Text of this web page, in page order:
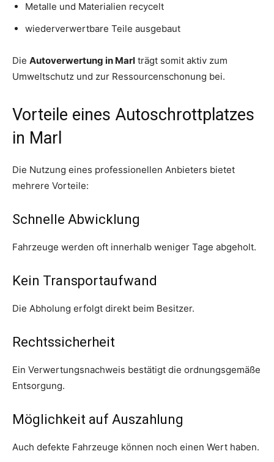
Metalle und Materialien recycelt
wiederverwertbare Teile ausgebaut
Die Autoverwertung in Marl trägt somit aktiv zum
Umweltschutz und zur Ressourcenschonung bei.
Vorteile eines Autoschrottplatzes
in Marl
Die Nutzung eines professionellen Anbieters bietet
mehrere Vorteile:
Schnelle Abwicklung
Fahrzeuge werden oft innerhalb weniger Tage abgeholt.
Kein Transportaufwand
Die Abholung erfolgt direkt beim Besitzer.
Rechtssicherheit
Ein Verwertungsnachweis bestätigt die ordnungsgemäße
Entsorgung.
Möglichkeit auf Auszahlung
Auch defekte Fahrzeuge können noch einen Wert haben.